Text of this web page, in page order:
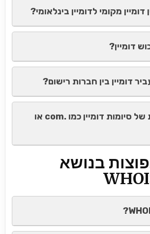
מקומי לדומיין בינלאומי?
דומיין?
דומיין בין חברות רישום?
מה המשמעות של סיומות דומיין כמו .com או
בנושא